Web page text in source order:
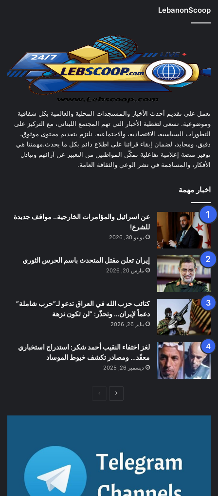
LebanonScoop
نعمل على تقديم أحدث الأخبار والمستجدات المحلية والعالمية بكل شفافية
وموضوعية. نسعى لتغطية الأخبار التي تهم المجتمع اللبناني، مع التركيز على
التطورات السياسية، الاقتصادية، والاجتماعية. نلتزم بتقديم محتوى موثوق،
دقيق، ومحايد، لضمان إبقاء قرائنا على اطلاع دائم بكل ما يحدث.مهمتنا هي
توفير منصة إعلامية تفاعلية تمكّن المواطنين من التعبير عن آرائهم وتبادل
الأفكار، والمساهمة في نشر الوعي والثقافة العامة.
اخبار مهمة
عن اسرائيل والمؤامرات الخارجية.. مواقف جديدة
للشرع!
يونيو 30, 2026
إيران تعلن مقتل المتحدث باسم الحرس الثوري
مارس 20, 2026
كتائب حزب الله في العراق تدعو لـ”حرب شاملة”
دعماً لإيران… وتحذّر: “لن تكون نزهة
يناير 26, 2026
لغز اختفاء النقيب أحمد شكر: استدراج استخباري
معقّد… ومصادر تكشف خيوط الموساد
ديسمبر 26, 2025
الصفحة